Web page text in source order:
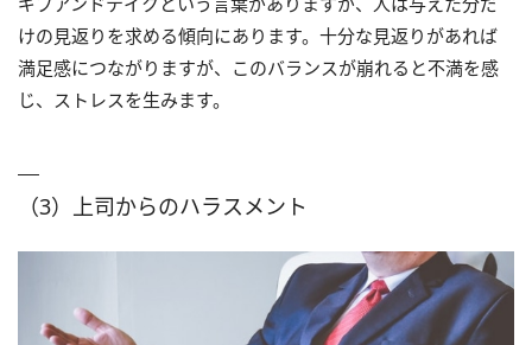
けの見返りを求める傾向にあります。十分な見返りがあれば
満足感につながりますが、このバランスが崩れると不満を感
じ、ストレスを生みます。
（3）上司からのハラスメント